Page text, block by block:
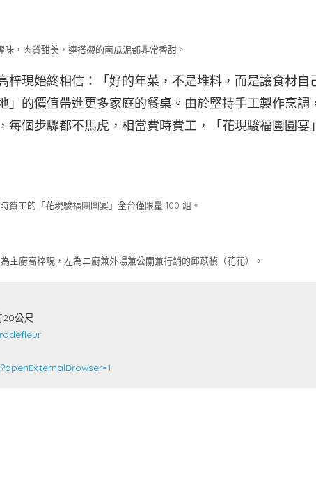
味，肉質甜美，連搭襯的南瓜泥都非常香甜。
梓現始終相信：「好的年菜，不是堆料，而是讓食材自
的價值帶進更多家庭的餐桌。由於堅持手工製作烹調
個步驟都不馬虎，相當費時費工，「花現駿福團圓宴」
費工的「花現駿福團圓宴」全台僅限量 100 組。
主廚高梓現，左為二廚兼外場兼公關兼行銷的邱苡禎（花花）。
20公尺